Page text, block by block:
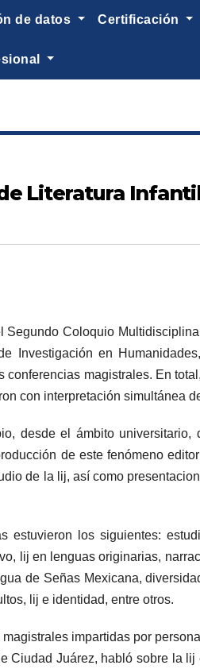
de datos certificación
Literatura
Coloquio
Investigación en
magistrales. En
con interpretación simultánea
desde el ámbito
de este fenómeno
de la lij, así como
estuvieron los siguientes:
lij en lenguas originarias,
de Señas Mexicana,
lij e identidad, entre otros.
impartidas por
Ciudad Juárez, habló sobre la